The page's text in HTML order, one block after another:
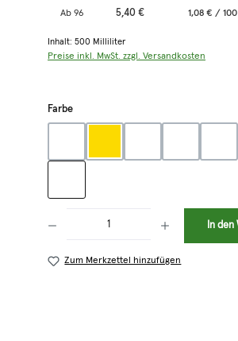
Ab 96 5,40 € 1,08 € /
Inhalt: 500 Milliliter
Preise inkl. MwSt. zzgl. Versandkosten
Farbeauswählen
In
Zum Merkzettel hinzufügen